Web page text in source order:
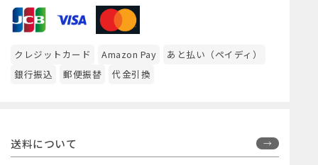
クレジットカード Amazon Pay
あと払い（ペイディ）
銀行振込
郵便振替 代金引換
送料について